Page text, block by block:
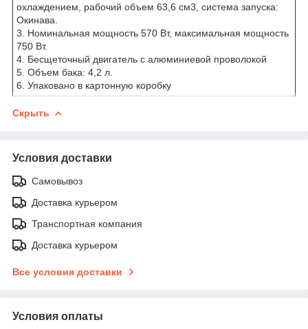
охлаждением, рабочий объем 63,6 см3, система запуска:
Окинава.
3. Номинальная мощность 570 Вт, максимальная мощность
750 Вт.
4. Бесщеточный двигатель с алюминиевой проволокой
5. Объем бака: 4,2 л.
6. Упаковано в картонную коробку
Скрыть
Условия доставки
Самовывоз
Доставка курьером
Транспортная компания
Доставка курьером
Все условия доставки
Условия оплаты